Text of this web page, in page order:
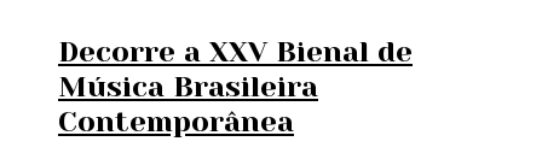
Decorre a XXV Bienal de
Música Brasileira
Contemporânea